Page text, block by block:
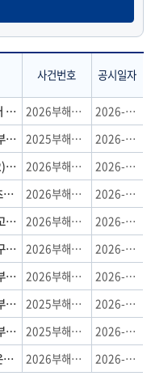
사건번호 공시일자
주식회사 마루기획엔터 부당해고 구제신청 2026부해123
2026-08-06
비전휘트니스 역북점 부당해고 구제신청 2025부해2247
2026-08-06
레이크502(Lake502) 부당해고 구제신청 2026부해3325
2026-08-05
주식회사 미켈란스포츠센터 부당해고 구제신청 2026부해2923
2026-08-03
주식회사 반트 부당해고 구제신청 2026부해2455
2026-07-31
바로이마트 부당해고 구제신청 2026부해2259
2026-07-29
주식회사 헬퍼스하이 부당해고 구제신청 2026부해2670
2026-07-29
주식회사 더세븐환경 부당해고 구제신청 2025부해2172
2026-07-28
주식회사 백천이엔지 부당해고 구제신청 2025부해9101
2026-07-27
주식회사 플레이그라운드 부당해고 구제신청 2026부해1132 2026-07-24